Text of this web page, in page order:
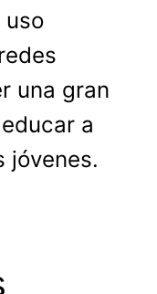
uso
una gran
a
jóvenes.